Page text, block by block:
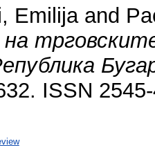
Emilijaand
ISSN